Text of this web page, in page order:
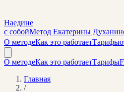
Наедине
с собойМетод Екатерины
О методеКак это работаетТарифы
О методеКак это работаетТарифы
Главная
/